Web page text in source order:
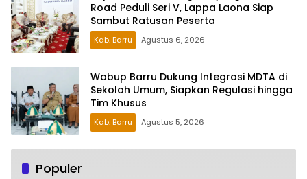
Road Peduli Seri V, Lappa Laona Siap
Sambut Ratusan Peserta
Kab. Barru Agustus 6, 2026
Wabup Barru Dukung Integrasi MDTA di
Sekolah Umum, Siapkan Regulasi hingga
Tim Khusus
Kab. Barru Agustus 5, 2026
Populer